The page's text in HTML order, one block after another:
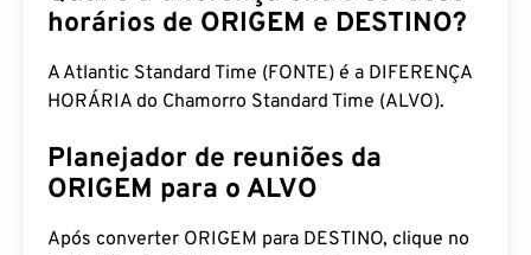
horários de ORIGEM e DESTINO?
A Atlantic Standard Time (FONTE) é a DIFERENÇA
HORÁRIA do Chamorro Standard Time (ALVO).
Planejador de reuniões da
ORIGEM para o ALVO
Após converter ORIGEM para DESTINO, clique no